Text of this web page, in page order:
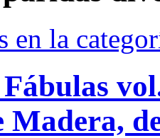
en la
Madera,